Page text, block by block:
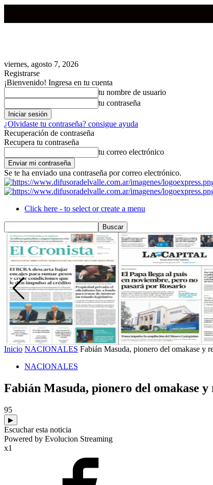
viernes, agosto 7, 2026
Registrarse
¡Bienvenido! Ingresa en tu cuenta
tu nombre de usuario
tu contraseña
¿Olvidaste tu contraseña? consigue ayuda
Recuperación de contraseña
Recupera tu contraseña
tu correo electrónico
Se te ha enviado una contraseña por correo electrónico.
Click here - to select or create a menu
Inicio NACIONALES Fabián Masuda, pionero del omakase y
NACIONALES
Fabián Masuda, pionero del omakase
95
▶
Escuchar esta noticia
Powered by Evolucion Streaming
x1